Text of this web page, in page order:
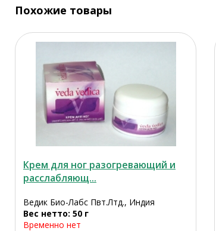
Похожие товары
Крем для ног разогревающий и
расслабляющ...
Ведик Био-Лабс Пвт.Лтд., Индия
Вес нетто: 50 г
Временно нет